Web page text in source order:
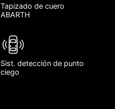
Tapizado de cuero
ABARTH
Sist. detección de punto
ciego